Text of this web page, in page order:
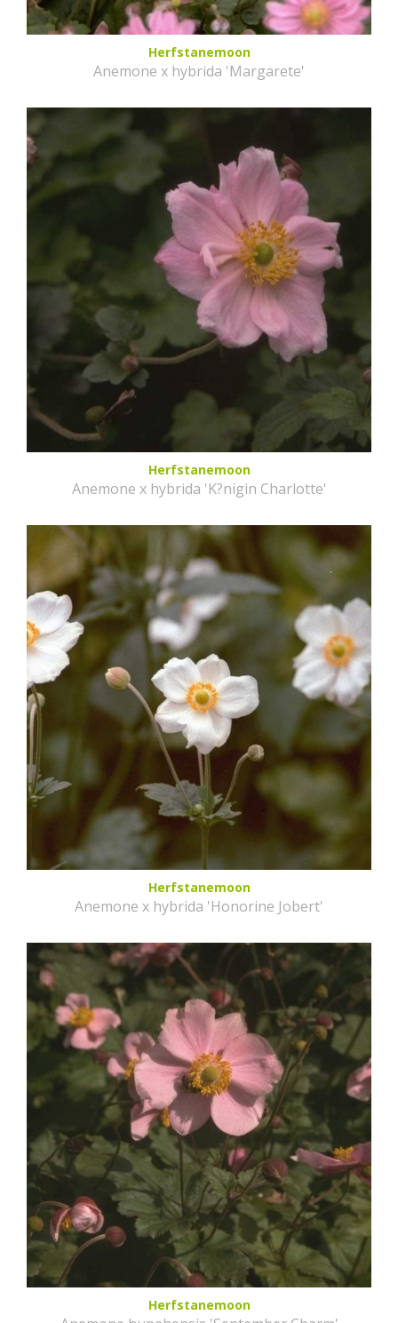
Herfstanemoon
Anemone x hybrida 'Margarete'
Herfstanemoon
Anemone x hybrida 'K?nigin Charlotte'
Herfstanemoon
Anemone x hybrida 'Honorine Jobert'
Herfstanemoon